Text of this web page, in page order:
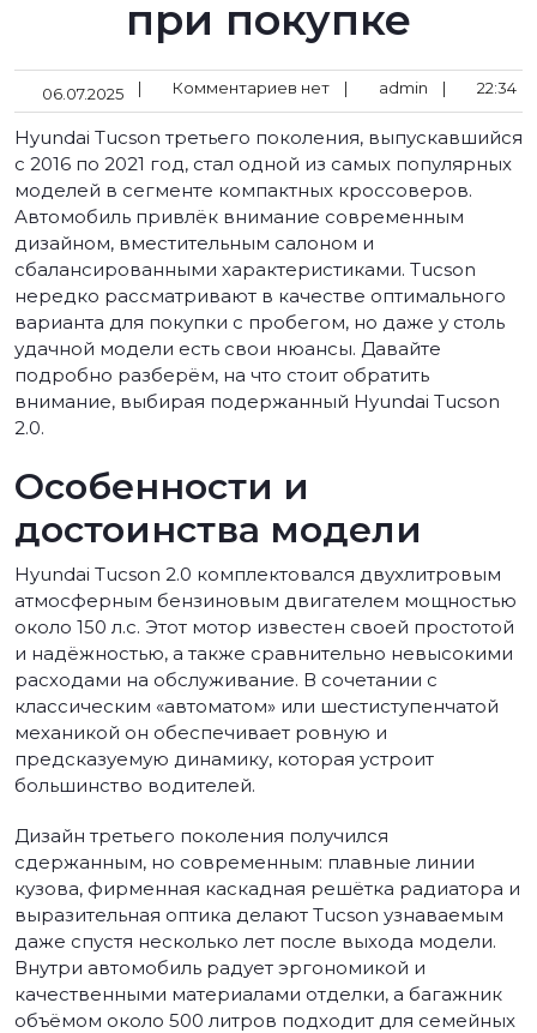
при покупке
06.07.2025 | Комментариев нет | admin | 22:34
Hyundai Tucson третьего поколения, выпускавшийся
с 2016 по 2021 год, стал одной из самых популярных
моделей в сегменте компактных кроссоверов.
Автомобиль привлёк внимание современным
дизайном, вместительным салоном и
сбалансированными характеристиками. Tucson
нередко рассматривают в качестве оптимального
варианта для покупки с пробегом, но даже у столь
удачной модели есть свои нюансы. Давайте
подробно разберём, на что стоит обратить
внимание, выбирая подержанный Hyundai Tucson
2.0.
Особенности и
достоинства модели
Hyundai Tucson 2.0 комплектовался двухлитровым
атмосферным бензиновым двигателем мощностью
около 150 л.с. Этот мотор известен своей простотой
и надёжностью, а также сравнительно невысокими
расходами на обслуживание. В сочетании с
классическим «автоматом» или шестиступенчатой
механикой он обеспечивает ровную и
предсказуемую динамику, которая устроит
большинство водителей.
Дизайн третьего поколения получился
сдержанным, но современным: плавные линии
кузова, фирменная каскадная решётка радиатора и
выразительная оптика делают Tucson узнаваемым
даже спустя несколько лет после выхода модели.
Внутри автомобиль радует эргономикой и
качественными материалами отделки, а багажник
объёмом около 500 литров подходит для семейных